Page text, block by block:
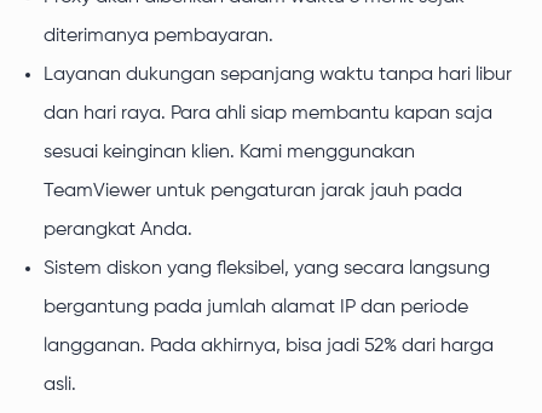
diterimanya pembayaran.
Layanan dukungan sepanjang waktu tanpa hari libur
dan hari raya. Para ahli siap membantu kapan saja
sesuai keinginan klien. Kami menggunakan
TeamViewer untuk pengaturan jarak jauh pada
perangkat Anda.
Sistem diskon yang fleksibel, yang secara langsung
bergantung pada jumlah alamat IP dan periode
langganan. Pada akhirnya, bisa jadi 52% dari harga
asli.